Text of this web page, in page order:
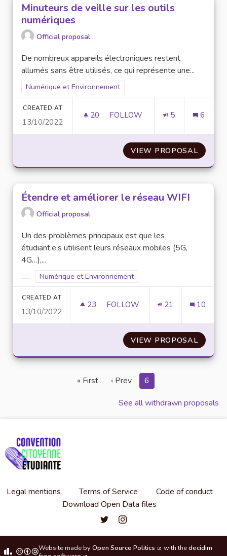
Minuteurs de veille sur les outils
numériques
Official proposal
De nombreux appareils électroniques restent
allumés sans être utilisés, ce qui représente une...
Filter results for scope: Numérique et Environnement
Numérique et Environnement
CREATED AT
13/10/2022
20 20 FOLLOWERS
FOLLOW 5 6
VIEW PROPOSAL
Étendre et améliorer le réseau WIFI
Official proposal
Un des problèmes principaux est que les
étudiant.e.s utilisent leurs réseaux mobiles (5G,
4G…),...
Filter results for category:
Filter results for scope: Numérique et Environnement
Numérique et Environnement
CREATED AT
13/10/2022
23 23 FOLLOWERS
FOLLOW 21 10
VIEW PROPOSAL
« First ‹ Prev
6
See all withdrawn proposals
Legal mentions Terms of Service
Code of conduct
Download Open Data files
Convention citoyenne étudiante
Convention citoyenne
Website made byOpen Source Politics with thedecidim